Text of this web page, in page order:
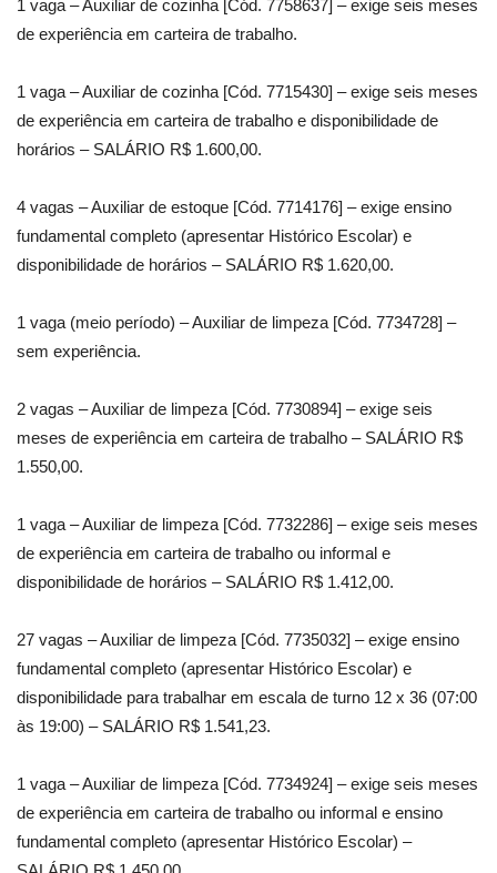
1 vaga – Auxiliar de cozinha [Cód. 7758637] – exige seis meses
de experiência em carteira de trabalho.
1 vaga – Auxiliar de cozinha [Cód. 7715430] – exige seis meses
de experiência em carteira de trabalho e disponibilidade de
horários – SALÁRIO R$ 1.600,00.
4 vagas – Auxiliar de estoque [Cód. 7714176] – exige ensino
fundamental completo (apresentar Histórico Escolar) e
disponibilidade de horários – SALÁRIO R$ 1.620,00.
1 vaga (meio período) – Auxiliar de limpeza [Cód. 7734728] –
sem experiência.
2 vagas – Auxiliar de limpeza [Cód. 7730894] – exige seis
meses de experiência em carteira de trabalho – SALÁRIO R$
1.550,00.
1 vaga – Auxiliar de limpeza [Cód. 7732286] – exige seis meses
de experiência em carteira de trabalho ou informal e
disponibilidade de horários – SALÁRIO R$ 1.412,00.
27 vagas – Auxiliar de limpeza [Cód. 7735032] – exige ensino
fundamental completo (apresentar Histórico Escolar) e
disponibilidade para trabalhar em escala de turno 12 x 36 (07:00
às 19:00) – SALÁRIO R$ 1.541,23.
1 vaga – Auxiliar de limpeza [Cód. 7734924] – exige seis meses
de experiência em carteira de trabalho ou informal e ensino
fundamental completo (apresentar Histórico Escolar) –